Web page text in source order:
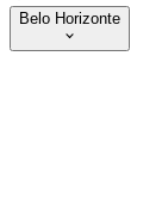
Belo Horizonte